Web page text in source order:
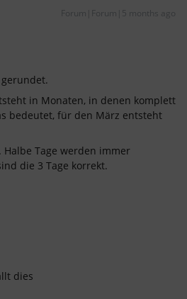
Forum|Forum|5 months ago
in Monaten, in denen komplett
bedeutet, für den März entsteht
Halbe Tage werden immer
die 3 Tage korrekt.
dies